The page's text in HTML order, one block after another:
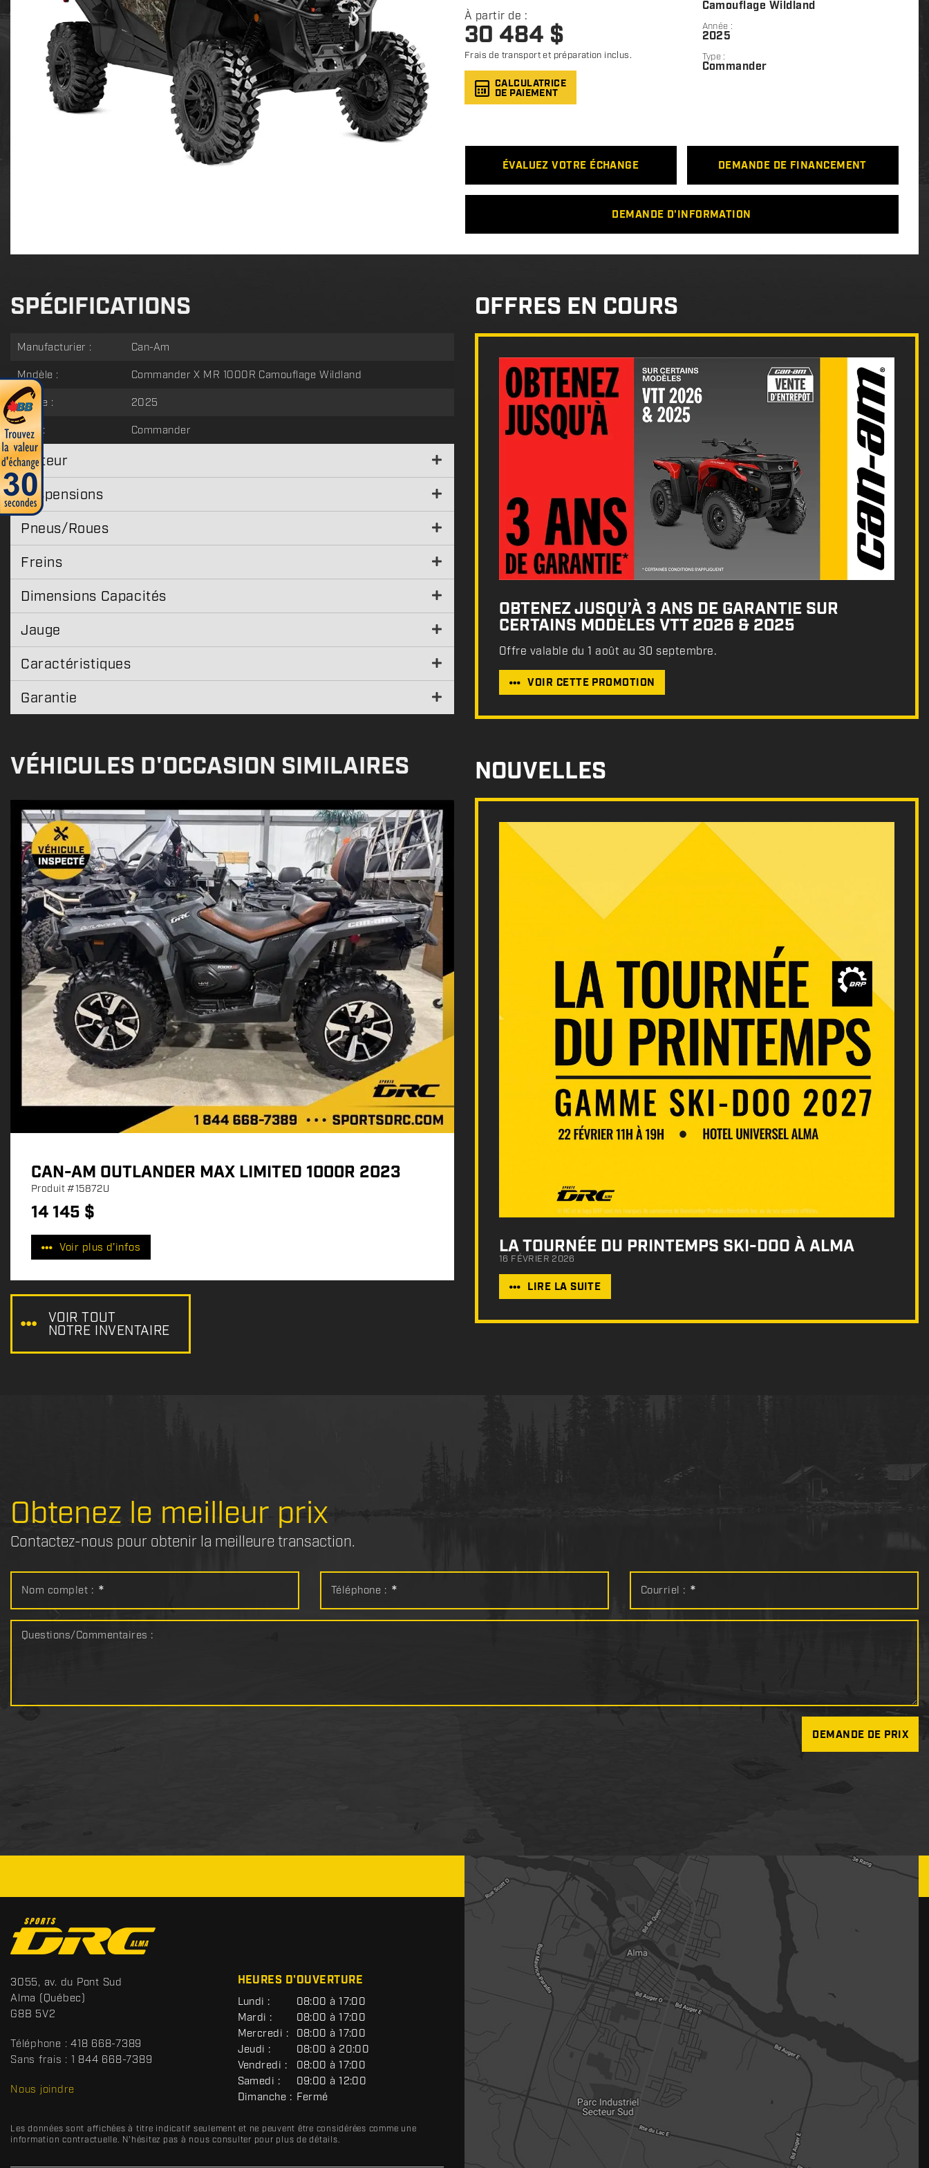
À partir de :
30 484 $
Frais de transport et préparation inclus.
CALCULATRICE
DE PAIEMENT
Camouflage Wildland
Année :
2025
Type :
Commander
ÉVALUEZ VOTRE ÉCHANGE DEMANDE DE FINANCEMENT
DEMANDE D'INFORMATION
SPÉCIFICATIONS
Manufacturier :
Can-Am
Modèle :
Commander X MR 1000R Camouflage Wildland
Année :
2025
Type :
Commander
Moteur
Suspensions
Pneus/Roues
Freins
Dimensions Capacités
Jauge
Caractéristiques
Garantie
VÉHICULES D'OCCASION SIMILAIRES
CAN-AM OUTLANDER MAX LIMITED 1000R 2023
Produit#15872U
P
r
x
:
14 145 $
Voir plus d'infos
VOIR TOUT
NOTRE INVENTAIRE
OFFRES EN COURS
OBTENEZ JUSQU’À 3 ANS DE GARANTIE SUR
CERTAINS MODÈLES VTT 2026 & 2025
Offre valable du 1 août au 30 septembre.
VOIR CETTE PROMOTION
NOUVELLES
LA TOURNÉE DU PRINTEMPS SKI-DOO À ALMA
16 FÉVRIER 2026
LIRE LA SUITE
Obtenez le meilleur prix
Contactez-nous pour obtenir la meilleure transaction.
Nom complet : * Téléphone : * Courriel : *
Questions/Commentaires :
DEMANDE DE PRIX
o
n
t
a
c
t
S
p
o
t
s
R
3055, av. du Pont Sud
Alma (Québec)
G8B 5V2
Téléphone : 418 668-7389
Sans frais : 1 844 668-7389
Nous joindre
HEURES D'OUVERTURE
G
É
N
É
R
A
L
Lundi :
08:00 à 17:00
Mardi :
08:00 à 17:00
Mercredi :
08:00 à 17:00
Jeudi :
08:00 à 20:00
Vendredi :
08:00 à 17:00
Samedi :
09:00 à 12:00
Dimanche : Fermé
Les données sont affichées à titre indicatif seulement et ne peuvent être considérées comme une
information contractuelle. N'hésitez pas à nous consulter pour plus de détails.